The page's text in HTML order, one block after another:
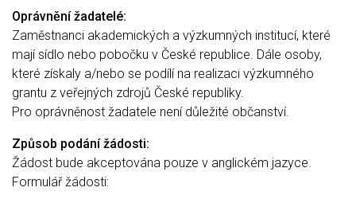
Oprávnění žadatelé:
Zaměstnanci akademických a výzkumných institucí, které
mají sídlo nebo pobočku v České republice. Dále osoby,
které získaly a/nebo se podílí na realizaci výzkumného
grantu z veřejných zdrojů České republiky.
Pro oprávněnost žadatele není důležité občanství.
Způsob podání žádosti:
Žádost bude akceptována pouze v anglickém jazyce.
Formulář žádosti: